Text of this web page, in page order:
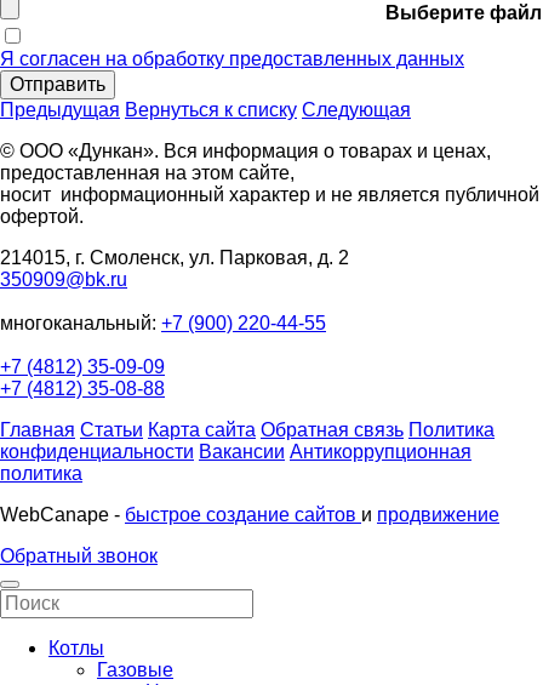
Выберите файл
Я согласен на обработку предоставленных данных
Отправить
Предыдущая Вернуться к списку Следующая
© ООО «Дункан». Вся информация о товарах и ценах,
предоставленная на этом сайте,
носит информационный характер и не является публичной
офертой.
214015, г. Смоленск, ул. Парковая, д. 2
350909@bk.ru
многоканальный: +7 (900) 220-44-55
+7 (4812) 35-09-09
+7 (4812) 35-08-88
Главная Статьи Карта сайта Обратная связь Политика
конфиденциальности Вакансии Антикоррупционная
политика
WebCanape - быстрое создание сайтов и продвижение
Обратный звонок
Котлы
Газовые